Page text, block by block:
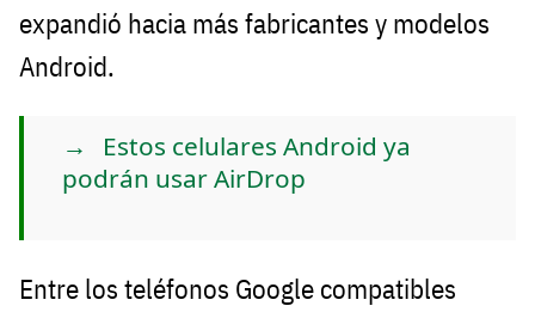
expandió hacia más fabricantes y modelos
Android.
Estos celulares Android ya
podrán usar AirDrop
Entre los teléfonos Google compatibles